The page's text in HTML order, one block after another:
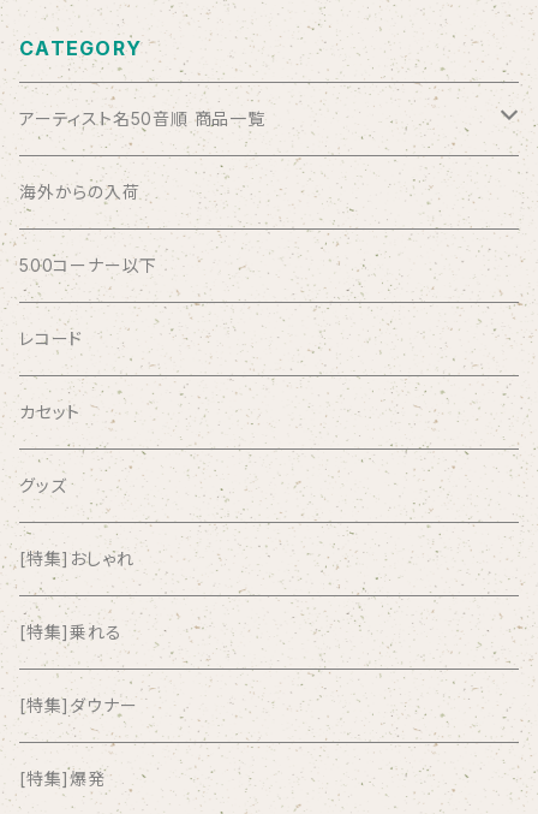
CATEGORY
アーティスト名50音順 商品一覧
ABSOLUTE LOSERS
AFRICA
AGU
AIRCRAFT
airlie
AKUTAGAWA FANCLUB
ALKASILKA
all about paradise
ALL ITEM 10 TIMES
海外からの入荷
500コーナー以下
レコード
カセット
グッズ
[特集]おしゃれ
[特集]乗れる
[特集]ダウナー
[特集]爆発